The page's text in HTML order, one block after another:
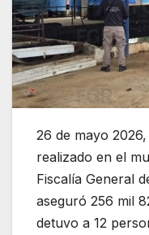
26 de mayo
realizado en el
Fiscalía General
aseguró 256 mil
detuvo a 12